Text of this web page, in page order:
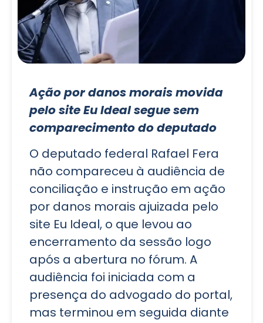
Ação por danos morais movida
pelo site Eu Ideal segue sem
comparecimento do deputado
O deputado federal Rafael Fera
não compareceu à audiência de
conciliação e instrução em ação
por danos morais ajuizada pelo
site Eu Ideal, o que levou ao
encerramento da sessão logo
após a abertura no fórum. A
audiência foi iniciada com a
presença do advogado do portal,
mas terminou em seguida diante